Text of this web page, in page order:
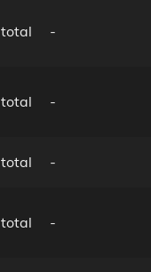
total -
total -
total -
total -